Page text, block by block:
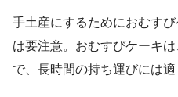
手土産にするためにおむす
は要注意。おむすびケーキ
で、長時間の持ち運びには適